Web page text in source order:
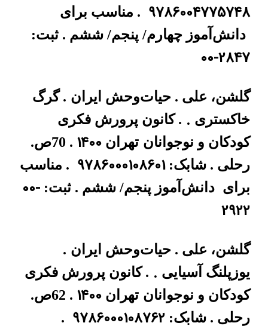
9786004775748 . مناسب برای
دانش‌آموز چهارم/ پنجم/ ششم . ثبت:
00-2847
گلشن، علی . حیات‌وحش ایران . گرگ
خاکستری.. کانون پرورش فکری
کودکان و نوجوانان تهران 1400 . 70ص.
رحلی . شابک:9786000108601 . مناسب
برای
دانش‌آموز پنجم/ ششم . ثبت:00-
2922
گلشن، علی . حیات‌وحش ایران .
یوزپلنگ آسیایی.. کانون پرورش فکری
کودکان و نوجوانان تهران 1400 . 62ص.
رحلی . شابک:9786000108762
.